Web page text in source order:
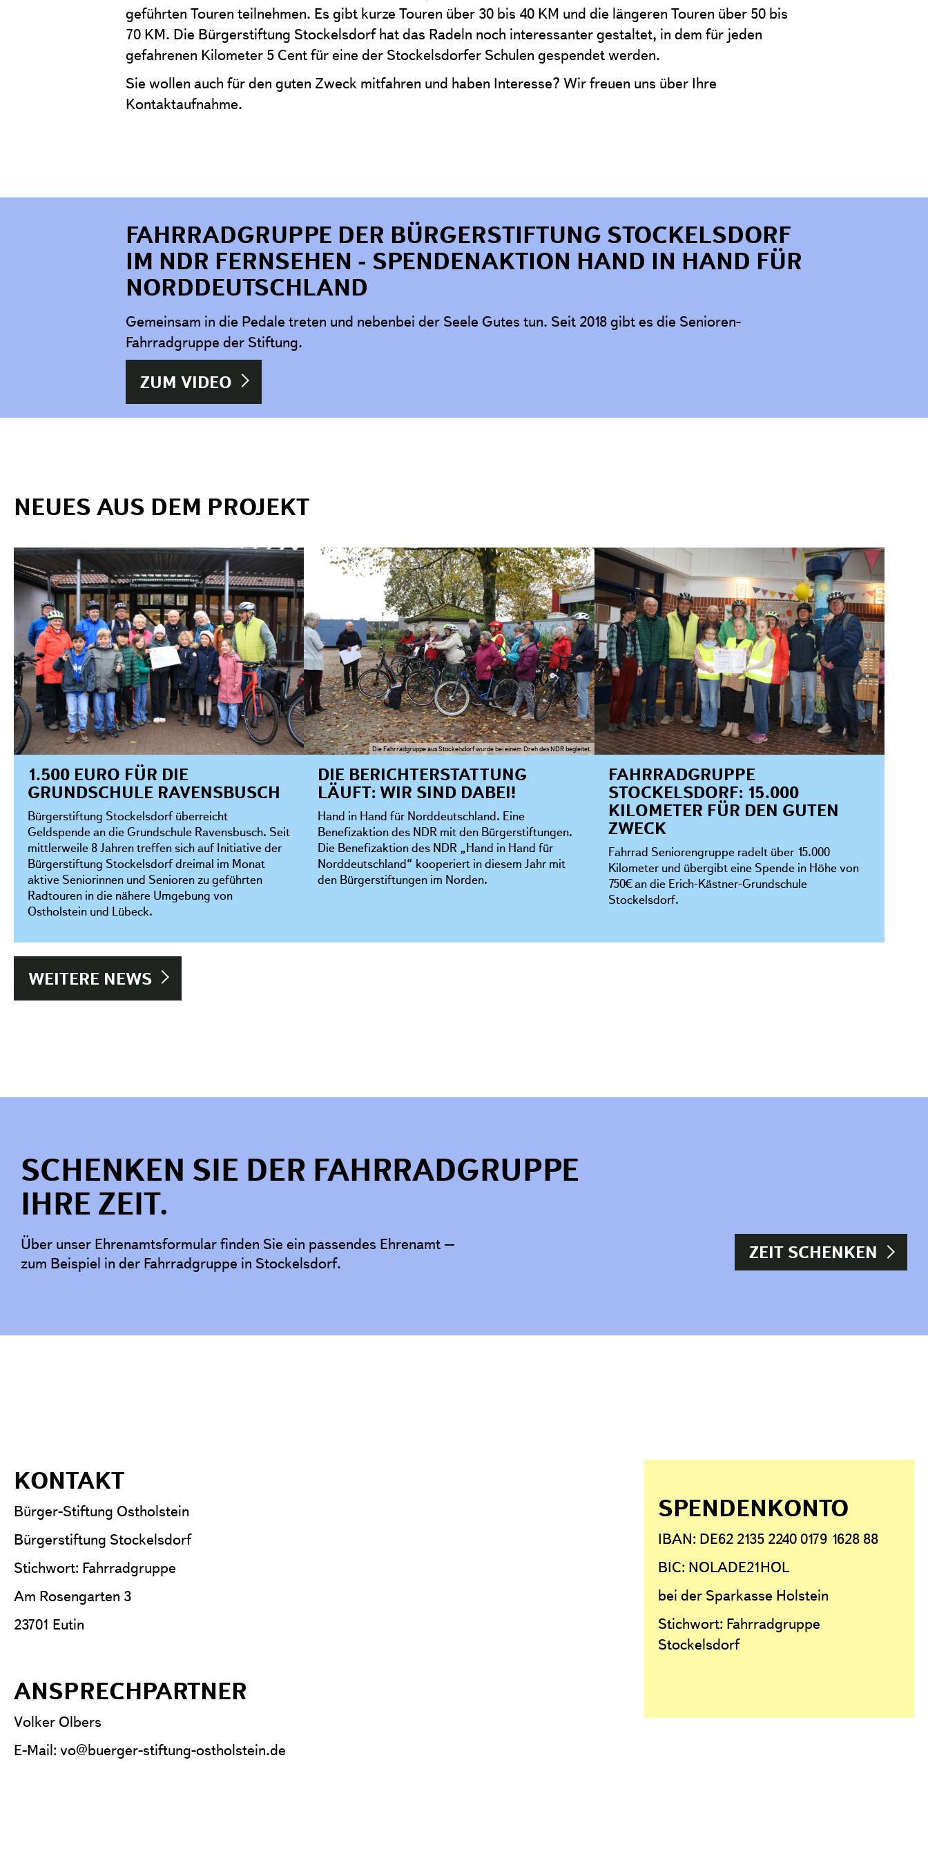
geführten Touren teilnehmen. Es gibt kurze Touren über 30 bis 40 KM und die längeren Touren über 50 bis
70 KM. Die Bürgerstiftung Stockelsdorf hat das Radeln noch interessanter gestaltet, in dem für jeden
gefahrenen Kilometer 5 Cent für eine der Stockelsdorfer Schulen gespendet werden.
Sie wollen auch für den guten Zweck mitfahren und haben Interesse? Wir freuen uns über Ihre
Kontaktaufnahme.
FAHRRADGRUPPE DER BÜRGERSTIFTUNG STOCKELSDORF
IM NDR FERNSEHEN - SPENDENAKTION HAND IN HAND FÜR
NORDDEUTSCHLAND
Gemeinsam in die Pedale treten und nebenbei der Seele Gutes tun. Seit 2018 gibt es die Senioren-
Fahrradgruppe der Stiftung.
ZUM VIDEO
NEUES AUS DEM PROJEKT
1.500 EURO FÜR DIE
GRUNDSCHULE RAVENSBUSCH
Bürgerstiftung Stockelsdorf überreicht
Geldspende an die Grundschule Ravensbusch. Seit
mittlerweile 8 Jahren treffen sich auf Initiative der
Bürgerstiftung Stockelsdorf dreimal im Monat
aktive Seniorinnen und Senioren zu geführten
Radtouren in die nähere Umgebung von
Ostholstein und Lübeck.
Die Fahrradgruppe aus Stockelsdorf wurde bei einem Dreh des NDR begleitet.
DIE BERICHTERSTATTUNG
LÄUFT: WIR SIND DABEI!
Hand in Hand für Norddeutschland. Eine
Benefizaktion des NDR mit den Bürgerstiftungen.
Die Benefizaktion des NDR „Hand in Hand für
Norddeutschland“ kooperiert in diesem Jahr mit
den Bürgerstiftungen im Norden.
FAHRRADGRUPPE
STOCKELSDORF: 15.000
KILOMETER FÜR DEN GUTEN
ZWECK
Fahrrad Seniorengruppe radelt über 15.000
Kilometer und übergibt eine Spende in Höhe von
750€ an die Erich-Kästner-Grundschule
Stockelsdorf.
WEITERE NEWS
SCHENKEN SIE DER FAHRRADGRUPPE
IHRE ZEIT.
Über unser Ehrenamtsformular finden Sie ein passendes Ehrenamt –
zum Beispiel in der Fahrradgruppe in Stockelsdorf.
ZEIT SCHENKEN
KONTAKT
Bürger-Stiftung Ostholstein
Bürgerstiftung Stockelsdorf
Stichwort: Fahrradgruppe
Am Rosengarten 3
23701 Eutin
ANSPRECHPARTNER
Volker Olbers
E-Mail: vo@buerger-stiftung-ostholstein.de
SPENDENKONTO
IBAN: DE62 2135 2240 0179 1628 88
BIC: NOLADE21HOL
bei der Sparkasse Holstein
Stichwort: Fahrradgruppe
Stockelsdorf